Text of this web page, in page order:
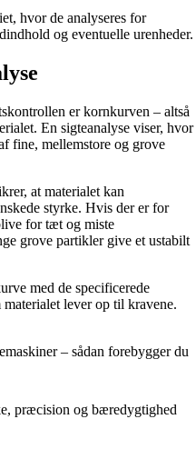
hvor de analyseres for
og eventuelle urenheder.
er kornkurven – altså
En sigteanalyse viser, hvor
fine, mellemstore og grove
at materialet kan
styrke. Hvis der er for
for tæt og miste
grove partikler give et ustabilt
med de specificerede
lever op til kravene.
– sådan forebygger du
præcision og bæredygtighed